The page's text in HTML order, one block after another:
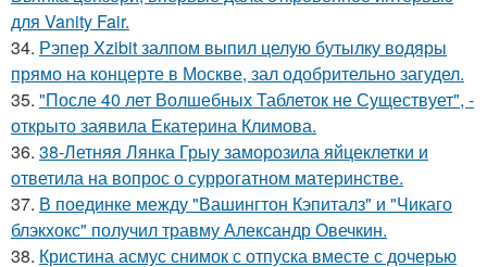
для Vanity Fair.
34. Рэпер Xzibit залпом выпил целую бутылку водяры
прямо на концерте в Москве, зал одобрительно загудел.
35. "После 40 лет Волшебных Таблеток не Существует", -
открыто заявила Екатерина Климова.
36. 38-Летняя Лянка Грыу заморозила яйцеклетки и
ответила на вопрос о суррогатном материнстве.
37. В поединке между "Вашингтон Кэпиталз" и "Чикаго
блэкхокс" получил травму Александр Овечкин.
38. Кристина асмус снимок с отпуска вместе с дочерью